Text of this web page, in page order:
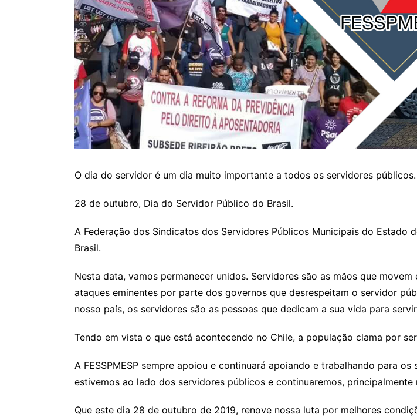
O dia do servidor é um dia muito importante a todos os servidores públicos.
28 de outubro, Dia do Servidor Público do Brasil.
A Federação dos Sindicatos dos Servidores Públicos Municipais do Estado
Brasil.
Nesta data, vamos permanecer unidos. Servidores são as mãos que
ataques eminentes por parte dos governos que desrespeitam o servidor
nosso país, os servidores são as pessoas que dedicam a sua vida para
Tendo em vista o que está acontecendo no Chile, a população clama por
A FESSPMESP sempre apoiou e continuará apoiando e trabalhando para
estivemos ao lado dos servidores públicos e continuaremos, principalmente
Que este dia 28 de outubro de 2019, renove nossa luta por melhores